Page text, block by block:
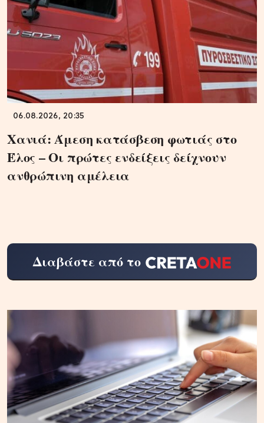
06.08.2026, 20:35
Χανιά: Άμεση κατάσβεση φωτιάς στο
Έλος – Οι πρώτες ενδείξεις δείχνουν
ανθρώπινη αμέλεια
Διαβάστε από το